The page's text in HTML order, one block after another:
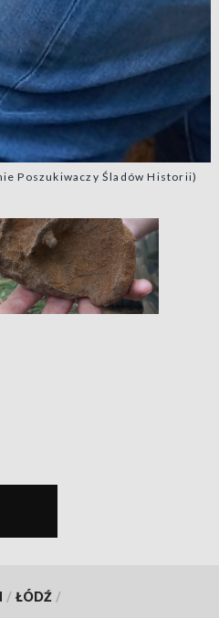
Poszukiwaczy Śladów Historii)
/ ŁÓDŹ /